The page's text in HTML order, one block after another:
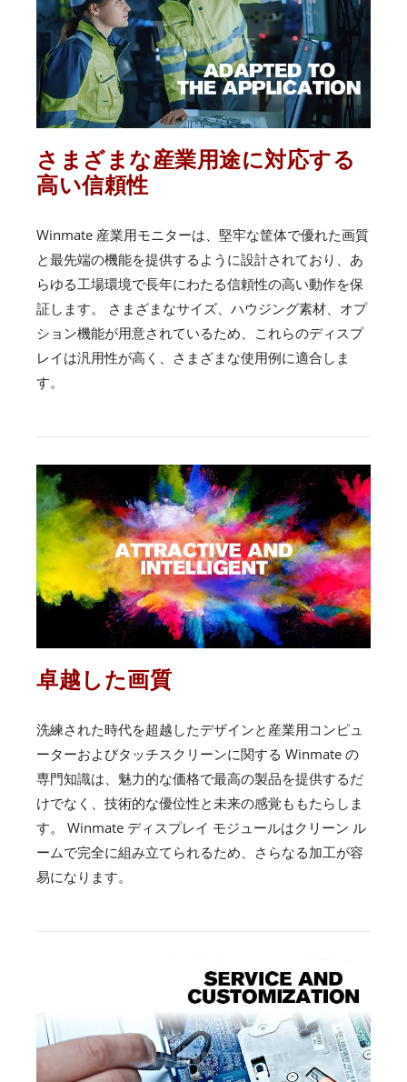
さまざまな産業用途に対応する
高い信頼性
Winmate 産業用モニターは、堅牢な筐体で優れた画質
と最先端の機能を提供するように設計されており、あ
らゆる工場環境で長年にわたる信頼性の高い動作を保
証します。 さまざまなサイズ、ハウジング素材、オプ
ション機能が用意されているため、これらのディスプ
レイは汎用性が高く、さまざまな使用例に適合しま
す。
卓越した画質
洗練された時代を超越したデザインと産業用コンピュ
ーターおよびタッチスクリーンに関する Winmate の
専門知識は、魅力的な価格で最高の製品を提供するだ
けでなく、技術的な優位性と未来の感覚ももたらしま
す。 Winmate ディスプレイ モジュールはクリーン ル
ームで完全に組み立てられるため、さらなる加工が容
易になります。